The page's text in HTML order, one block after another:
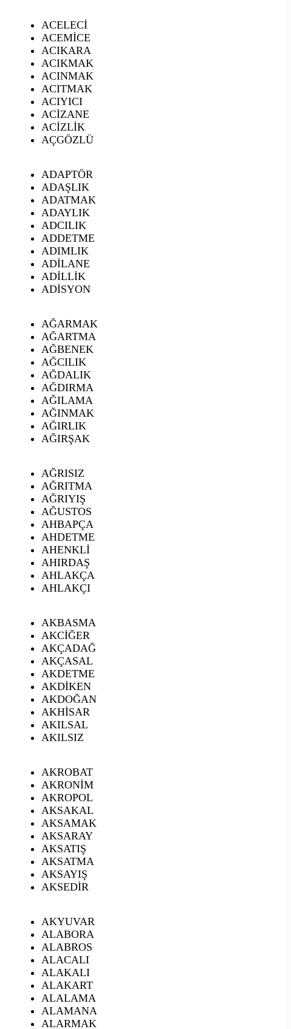
ACELECİ
ACEMİCE
ACIKARA
ACIKMAK
ACINMAK
ACITMAK
ACIYICI
ACİZANE
ACİZLİK
AÇGÖZLÜ
ADAPTÖR
ADAŞLIK
ADATMAK
ADAYLIK
ADCILIK
ADDETME
ADIMLIK
ADİLANE
ADİLLİK
ADİSYON
AĞARMAK
AĞARTMA
AĞBENEK
AĞCILIK
AĞDALIK
AĞDIRMA
AĞILAMA
AĞINMAK
AĞIRLIK
AĞIRŞAK
AĞRISIZ
AĞRITMA
AĞRIYIŞ
AĞUSTOS
AHBAPÇA
AHDETME
AHENKLİ
AHIRDAŞ
AHLAKÇA
AHLAKÇI
AKBASMA
AKCİĞER
AKÇADAĞ
AKÇASAL
AKDETME
AKDİKEN
AKDOĞAN
AKHİSAR
AKILSAL
AKILSIZ
AKROBAT
AKRONİM
AKROPOL
AKSAKAL
AKSAMAK
AKSARAY
AKSATIŞ
AKSATMA
AKSAYIŞ
AKSEDİR
AKYUVAR
ALABORA
ALABROS
ALACALI
ALAKALI
ALAKART
ALALAMA
ALAMANA
ALARMAK